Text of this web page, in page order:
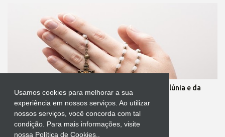
Usamos cookies para melhorar a sua
experiência em nossos serviços. Ao utilizar
nossos serviços, você concorda com tal
condição. Para mais informações, visite
nossa Política de Cookies..
Oração para quebrar as muralhas da inveja, da calúnia e da
mentira